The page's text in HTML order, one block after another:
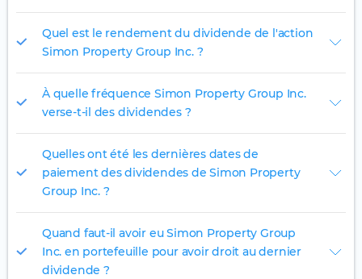
Quel est le rendement du dividende de l'action
Simon Property Group Inc. ?
À quelle fréquence Simon Property Group Inc.
verse-t-il des dividendes ?
Quelles ont été les dernières dates de
paiement des dividendes de Simon Property
Group Inc. ?
Quand faut-il avoir eu Simon Property Group
Inc. en portefeuille pour avoir droit au dernier
dividende ?